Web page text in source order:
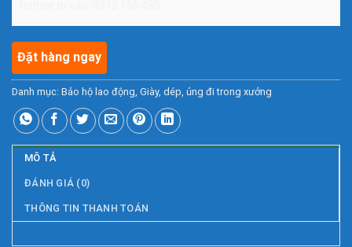
Đặt hàng ngay
Danh mục: Bảo hộ lao động, Giày, dép, ủng đi trong xưởng
MÔ TẢ
ĐÁNH GIÁ (0)
THÔNG TIN THANH TOÁN